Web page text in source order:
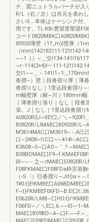
チ、図ニュトラルパーチが入
R/L（右／左）は吊元を表わ
さい0．本体はケーシンク付
用です。TL-KBι曹望里聖望
コード0820MBK口
80920薄壁（1?_m)I壁厚（
（mm)142182111-121I142-
~~1｛）~＿交I134-
~r:-114(2×4)I一111-
交I1~~＿－
沓摺~）壁｜段沓宿り厚｜薄
沓摺りなし｜1里込段沓摺り
m幅壁厚（耐~川｜180mm
｜薄沓摺り張り｜なし｜段沓
張。J｜なし｜1里込段沓摺り
A0820R(LI~llE!口／＼~920Fl
B0820R/LIMAB口B0920R/
M3614MAC口M3619~－A己
口~2408~l\C口~~414I~AC
K3608~II~口AO~＇？~MAE
B08BDMAE口
砕~~－之~:rMAB口E0820R/
F08FKMAE口F08FDa枠言装
（-S〈）巳沓摺り~Jitl)a＋
1¥0.t)E!KMBE口A06BDMBE
F~t)FKMBEF06FD~B.El口
E0620R/LMB~口
F06FD~／＼E口,6.~~El~-1--
MAE口B09BD~A~口F.~~F.~
MAE口F09FDMAB口